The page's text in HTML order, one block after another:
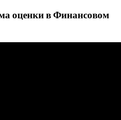
оценки в Финансовом